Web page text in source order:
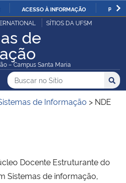
IR
PARA
O
CONTEÚDO
ACESSO À INFORMAÇÃO
Pública
e Abastecimento
SÍTIOS DA UFSM
de
– Campus Santa Maria
do Sítio
Busca
Buscar no no Sítio
Busca:
de Informação > NDE
Docente Estruturante do
Sistemas de informação,